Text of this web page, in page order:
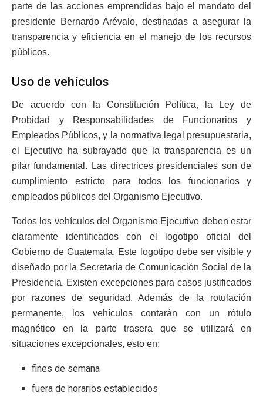
parte de las acciones emprendidas bajo el mandato del
presidente Bernardo Arévalo, destinadas a asegurar la
transparencia y eficiencia en el manejo de los recursos
públicos.
Uso de vehículos
De acuerdo con la Constitución Política, la Ley de
Probidad y Responsabilidades de Funcionarios y
Empleados Públicos, y la normativa legal presupuestaria,
el Ejecutivo ha subrayado que la transparencia es un
pilar fundamental. Las directrices presidenciales son de
cumplimiento estricto para todos los funcionarios y
empleados públicos del Organismo Ejecutivo.
Todos los vehículos del Organismo Ejecutivo deben estar
claramente identificados con el logotipo oficial del
Gobierno de Guatemala. Este logotipo debe ser visible y
diseñado por la Secretaría de Comunicación Social de la
Presidencia. Existen excepciones para casos justificados
por razones de seguridad. Además de la rotulación
permanente, los vehículos contarán con un rótulo
magnético en la parte trasera que se utilizará en
situaciones excepcionales, esto en:
fines de semana
fuera de horarios establecidos